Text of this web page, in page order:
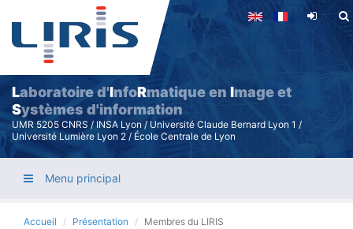
Aller
principal
Laboratoire d'InfoRmatique en Image et
Systèmes d'information
UMR 5205 CNRS / INSA Lyon / Université Claude Bernard Lyon 1 /
Université Lumière Lyon 2 / École Centrale de Lyon
Menu principal
Accueil Présentation Membres du LIRIS